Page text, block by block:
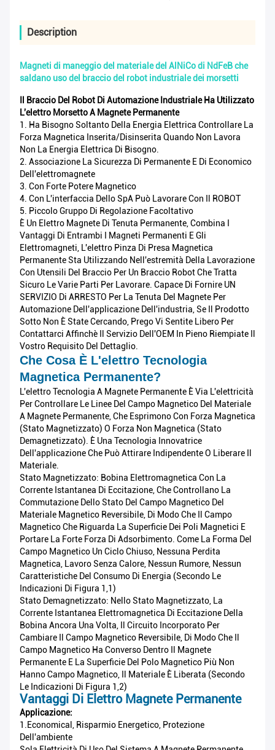
Description
Magneti di maneggio del materiale del AlNiCo di NdFeB che
saldano uso del braccio del robot industriale dei morsetti
Il Braccio Del Robot Di Automazione Industriale Ha Utilizzato
L'elettro Morsetto A Magnete Permanente
1. Ha Bisogno Soltanto Della Energia Elettrica Controllare La
Forza Magnetica Inserita/disinserita Quando Non Lavora
Non La Energia Elettrica Di Bisogno.
2. Associazione La Sicurezza Di Permanente E Di Economico
Dell'elettromagnete
3. Con Forte Potere Magnetico
4. Con L'interfaccia Dello SpA Può Lavorare Con Il ROBOT
5. Piccolo Gruppo Di Regolazione Facoltativo
È Un Elettro Magnete Di Tenuta Permanente, Combina I
Vantaggi Di Entrambi I Magneti Permanenti E Gli
Elettromagneti, L'elettro Pinza Di Presa Magnetica
Permanente Sta Utilizzando Nell'estremità Della Lavorazione
Con Utensili Del Braccio Per Un Braccio Robot Che Tratta
Sicuro Le Varie Parti Per Lavorare. Capace Di Fornire UN
SERVIZIO Di ARRESTO Per La Tenuta Del Magnete Per
Automazione Dell'applicazione Dell'industria, Se Il Prodotto
Sotto Non È State Cercando, Prego Vi Sentite Libero Per
Contattarci Affinchè Il Servizio Dell'OEM In Pieno Riempiate Il
Vostro Requisito Del Dettaglio.
Che Cosa È L'elettro Tecnologia
Magnetica Permanente?
L'elettro Tecnologia A Magnete Permanente È Via L'elettricità
Per Controllare Le Linee Del Campo Magnetico Del Materiale
A Magnete Permanente, Che Esprimono Con Forza Magnetica
(stato Magnetizzato) O Forza Non Magnetica (stato
Demagnetizzato). È Una Tecnologia Innovatrice
Dell'applicazione Che Può Attirare Indipendente O Liberare Il
Materiale.
Stato Magnetizzato: Bobina Elettromagnetica Con La
Corrente Istantanea Di Eccitazione, Che Controllano La
Commutazione Dello Stato Del Campo Magnetico Del
Materiale Magnetico Reversibile, Di Modo Che Il Campo
Magnetico Che Riguarda La Superficie Dei Poli Magnetici E
Portare La Forte Forza Di Adsorbimento. Come La Forma Del
Campo Magnetico Un Ciclo Chiuso, Nessuna Perdita
Magnetica, Lavoro Senza Calore, Nessun Rumore, Nessun
Caratteristiche Del Consumo Di Energia (secondo Le
Indicazioni Di Figura 1,1)
Stato Demagnetizzato: Nello Stato Magnetizzato, La
Corrente Istantanea Elettromagnetica Di Eccitazione Della
Bobina Ancora Una Volta, Il Circuito Incorporato Per
Cambiare Il Campo Magnetico Reversibile, Di Modo Che Il
Campo Magnetico Ha Converso Dentro Il Magnete
Permanente E La Superficie Del Polo Magnetico Più Non
Hanno Campo Magnetico, Il Materiale È Liberata (secondo
Le Indicazioni Di Figura 1,2)
Vantaggi Di Elettro Magnete Permanente
Applicazione:
1.Economical, Risparmio Energetico, Protezione
Dell'ambiente